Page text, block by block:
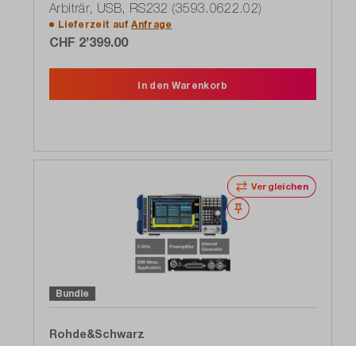
Arbiträr, USB, RS232 (3593.0622.02)
Lieferzeit aufAnfrage
CHF 2’399.00
In den Warenkorb
Vergleichen
Merken
Bundle
Rohde&Schwarz